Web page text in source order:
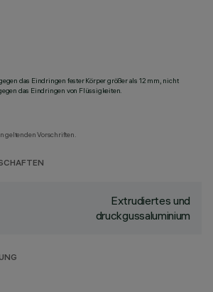
das Eindringen fester Körper größer als 12 mm, nicht
das Eindringen von Flüssigkeiten.
geltenden Vorschriften.
Extrudiertes und
druckgussaluminium